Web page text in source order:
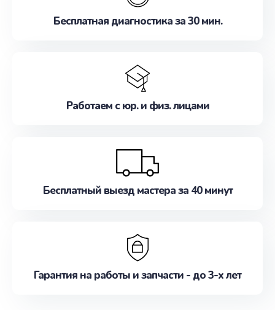
Бесплатная диагностика за 30 мин.
Работаем с юр. и физ. лицами
Бесплатный выезд мастера за 40 минут
Гарантия на работы и запчасти - до 3-х лет